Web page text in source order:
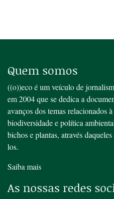
Quem somos
((o))eco é um veículo de
em 2004 que se dedica a
avanços dos temas relacionados
biodiversidade e política
bichos e plantas, através
los.
Saiba mais
As nossas redes